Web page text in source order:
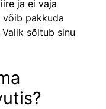
ja ei vaja
võib pakkuda
sõltub sinu